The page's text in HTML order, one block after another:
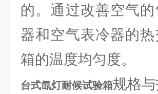
的。通过改善空气
器和空气表冷器的
箱的温度均匀度。
台式氙灯耐候试验箱规格与